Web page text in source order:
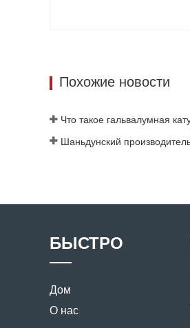
Похожие новости
БЫСТРО
Дом
О нас